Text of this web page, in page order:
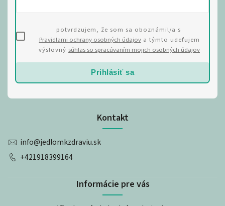
Kontakt
info@jedlomkzdraviu.sk
+421918399164
Informácie pre vás
potvrdzujem, že som sa oboznámil/a s
Pravidlami ochrany osobných údajova týmto udeľujem
výslovný súhlas so spracúvaním mojich osobných údajov
Prihlásiť sa